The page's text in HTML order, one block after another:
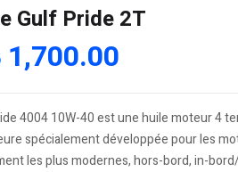
Gulf Pride 2T
1,700.00
4004 10W-40 est une huile moteur 4
spécialement développée pour les
les plus modernes, hors-bord, in-